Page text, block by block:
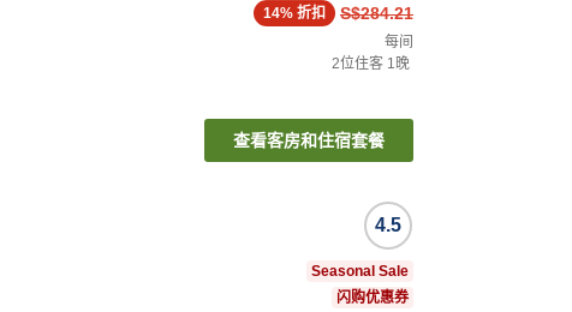
S$284.21
14% 折扣
每间
2位住客 1晚
查看客房和住宿套餐
4.5
Seasonal Sale
闪购优惠券